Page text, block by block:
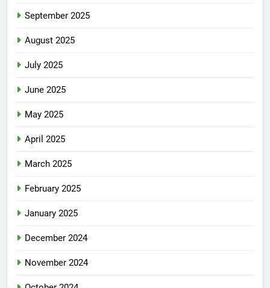
September 2025
August 2025
July 2025
June 2025
May 2025
April 2025
March 2025
February 2025
January 2025
December 2024
November 2024